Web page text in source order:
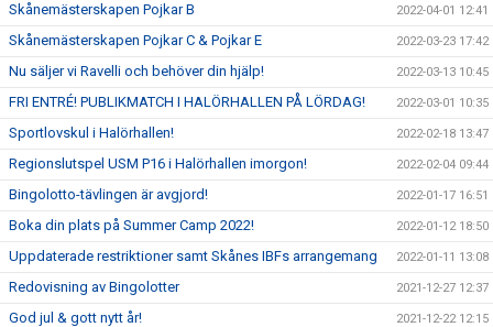
Skånemästerskapen Pojkar B 2022-04-01 12:41
Skånemästerskapen Pojkar C & Pojkar E 2022-03-23 17:42
Nu säljer vi Ravelli och behöver din hjälp! 2022-03-13 10:45
FRI ENTRÉ! PUBLIKMATCH I HALÖRHALLEN PÅ LÖRDAG! 2022-03-01 10:35
Sportlovskul i Halörhallen! 2022-02-18 13:47
Regionslutspel USM P16 i Halörhallen imorgon! 2022-02-04 09:44
Bingolotto-tävlingen är avgjord! 2022-01-17 16:51
Boka din plats på Summer Camp 2022! 2022-01-12 18:50
Uppdaterade restriktioner samt Skånes IBFs arrangemang 2022-01-11 13:08
Redovisning av Bingolotter 2021-12-27 12:37
God jul & gott nytt år! 2021-12-22 12:15